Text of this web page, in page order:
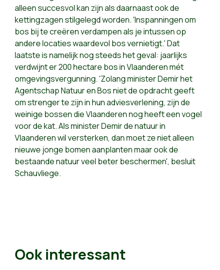
alleen succesvol kan zijn als daarnaast ook de
kettingzagen stilgelegd worden. 'Inspanningen om
bos bij te creëren verdampen als je intussen op
andere locaties waardevol bos vernietigt.' Dat
laatste is namelijk nog steeds het geval: jaarlijks
verdwijnt er 200 hectare bos in Vlaanderen mét
omgevingsvergunning. 'Zolang minister Demir het
Agentschap Natuur en Bos niet de opdracht geeft
om strenger te zijn in hun adviesverlening, zijn de
weinige bossen die Vlaanderen nog heeft een vogel
voor de kat. Als minister Demir de natuur in
Vlaanderen wil versterken, dan moet ze niet alleen
nieuwe jonge bomen aanplanten maar ook de
bestaande natuur veel beter beschermen', besluit
Schauvliege.
Ook interessant